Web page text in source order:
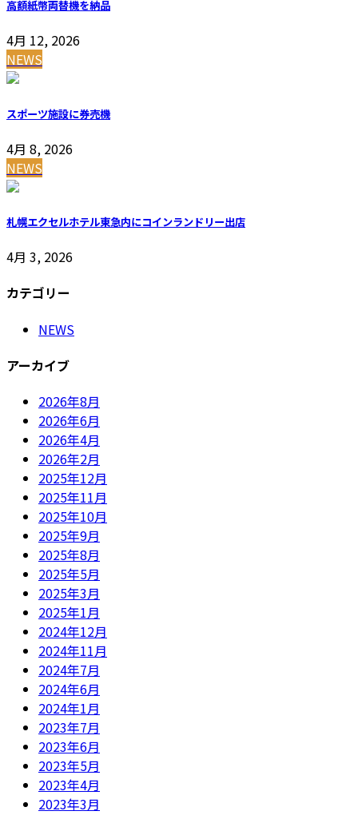
高額紙幣両替機を納品
4月 12, 2026
NEWS
スポーツ施設に券売機
4月 8, 2026
NEWS
札幌エクセルホテル東急内にコインランドリー出店
4月 3, 2026
カテゴリー
NEWS
アーカイブ
2026年8月
2026年6月
2026年4月
2026年2月
2025年12月
2025年11月
2025年10月
2025年9月
2025年8月
2025年5月
2025年3月
2025年1月
2024年12月
2024年11月
2024年7月
2024年6月
2024年1月
2023年7月
2023年6月
2023年5月
2023年4月
2023年3月